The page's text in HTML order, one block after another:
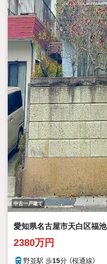
中古一戸建て
愛知県名古屋市天白区福池
2380万円
野並駅 歩15分 （桜通線）